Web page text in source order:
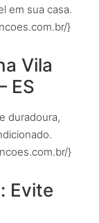
em sua casa.
}
Vila
ES
duradoura,
}
Evite